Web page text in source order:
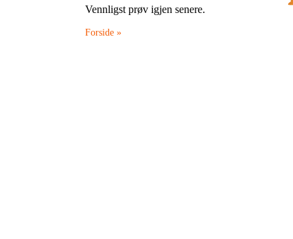
Vennligst prøv igjen senere.
Forside »